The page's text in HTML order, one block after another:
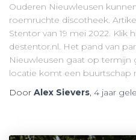
Ouderen Nieuwleusen
roemruchte discotheek.
Stentor van 19 mei 2022. Klik
destentor.nl. Het pand van
Nieuwleusen gaat op
locatie komt een buurtschap
Door Alex Sievers, 4 jaar